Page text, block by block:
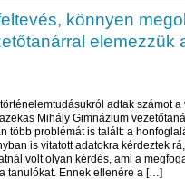
könnyen
elemezzük
adtak számot a
Mihály Gimnázium
több problémát is talált: a
is vitatott adatokra kérdeztek
volt olyan kérdés, ami a
tanulókat. Ennek ellenére a […]